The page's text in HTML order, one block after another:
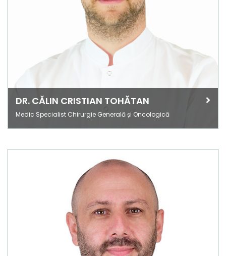
DR. CĂLIN CRISTIAN TOHĂTAN
Medic Specialist Chirurgie Generală și Oncologică